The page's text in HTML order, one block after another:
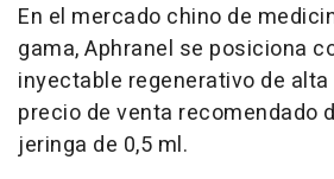
En el mercado chino de
gama, Aphranel se posiciona
inyectable regenerativo de alta
precio de venta recomendado
jeringa de 0,5 ml.